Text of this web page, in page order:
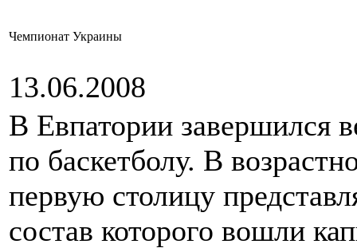
Чемпионат Украины
13.06.2008
В Евпатории завершился
по баскетболу. В
первую столицу
состав которого вошли